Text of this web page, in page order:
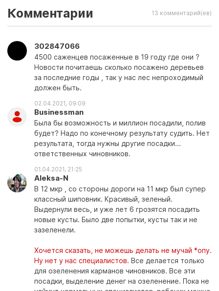
Комментарии 13 комментарий(ев)
302847066
4500 саженцев посаженные в 19 году где они ?
Новости почитаешь сколько посажено деревьев
за последние годы , так у нас лес непроходимый
должен быть.
02.04.2021, 09:09
Businessman
Была бы возможность и миллион посадили, полив
будет? Надо по конечному результату судить. Нет
результата, тогда нужны другие посадки...
ответственных чиновников.
01.04.2021, 21:25
Aleksa-N
В 12 мкр , со стороны дороги на 11 мкр был супер
классный шиповник. Красивый, зеленый.
Выдернули весь, и уже лет 6 грозятся посадить
новые кусты. Было две попытки, кусты так и не
зазеленели.
Хочется сказать, не можешь делать не мучай *опу.
Ну нет у нас специалистов. Все делается только
для озеленения карманов чиновников. Все эти
посадки, выделение денег на озеленение. Пока не